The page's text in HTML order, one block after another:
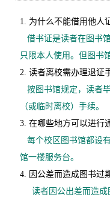
1. 为什么不能借用他人
借书证是读者在图书
只限本人使用。但图书
2. 读者离校需办理退证
按图书馆规定，读者
（或临时离校）手续。
3. 在哪些地方可以进行
每个校区图书馆都设
馆一楼服务台。
4. 因公差而造成图书过
读者因公出差而造